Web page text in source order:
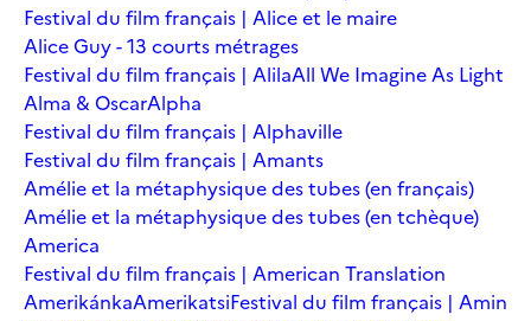
Festival du film français | Alice et le maire
Alice Guy - 13 courts métrages
Festival du film français | AlilaAll We Imagine As Light
Alma & OscarAlpha
Festival du film français | Alphaville
Festival du film français | Amants
Amélie et la métaphysique des tubes (en français)
Amélie et la métaphysique des tubes (en tchèque)
America
Festival du film français | American Translation
AmerikánkaAmerikatsiFestival du film français | Amin